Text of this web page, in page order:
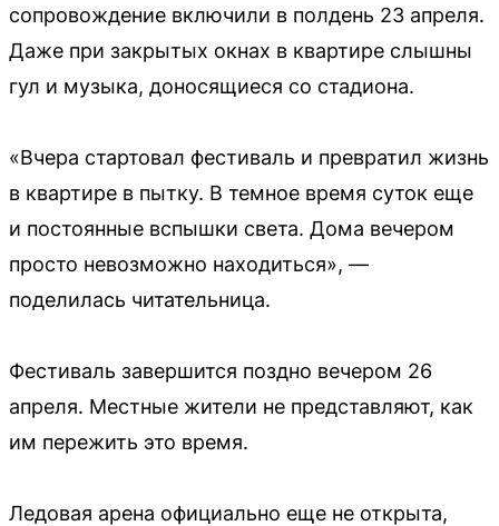
сопровождение включили в полдень 23 апреля.
Даже при закрытых окнах в квартире слышны
гул и музыка, доносящиеся со стадиона.
«Вчера стартовал фестиваль и превратил жизнь
в квартире в пытку. В темное время суток еще
и постоянные вспышки света. Дома вечером
просто невозможно находиться», —
поделилась читательница.
Фестиваль завершится поздно вечером 26
апреля. Местные жители не представляют, как
им пережить это время.
Ледовая арена официально еще не открыта,